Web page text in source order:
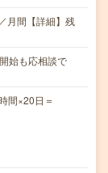
月間【詳細】残
始も応相談で
間×20日＝